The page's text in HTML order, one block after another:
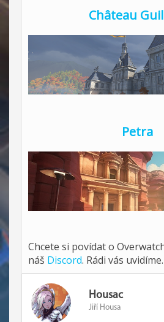
Château
Petra
Chcete si povídat o
náš Discord. Rádi vás uvidíme.
Housac
Jiří Housa